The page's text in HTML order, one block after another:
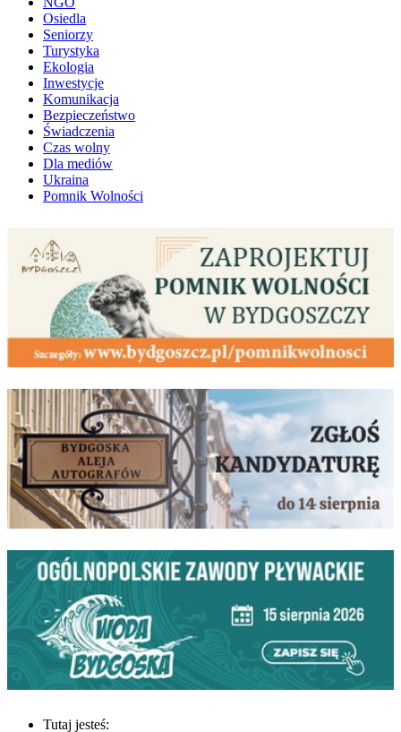
Osiedla
Seniorzy
Turystyka
Ekologia
Inwestycje
Komunikacja
Bezpieczeństwo
Świadczenia
Czas wolny
Dla mediów
Ukraina
Pomnik Wolności
Tutaj jesteś: